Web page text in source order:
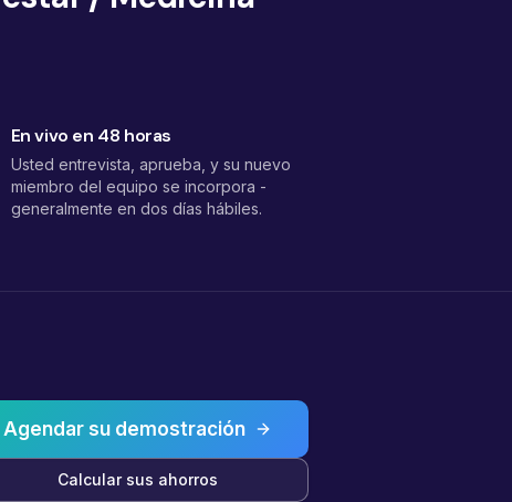
En vivo en 48 horas
Usted entrevista, aprueba, y su nuevo
miembro del equipo se incorpora -
generalmente en dos días hábiles.
Agendar su demostración
Calcular sus ahorros